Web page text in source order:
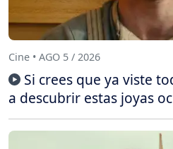
Cine • AGO 5 / 2026
Si crees que ya viste
a descubrir estas joyas